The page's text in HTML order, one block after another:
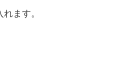
れます。